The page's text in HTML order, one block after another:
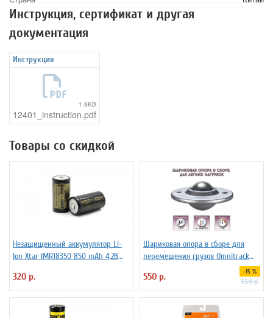
Инструкция, сертификат и другая
документация
Инструкция
1.9KB
12401_instruction.pdf
Товары со скидкой
Незащищенный аккумулятор Li-
Ion Xtar IMR18350 850 mAh 4,2В
320 р.
Шариковая опора в сборе для
перемещения грузов Omnitrack
550 р. -15 %
650 р.